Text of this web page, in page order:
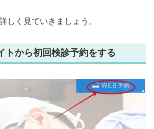
しく見ていきましょう。
トから初回検診予約をする